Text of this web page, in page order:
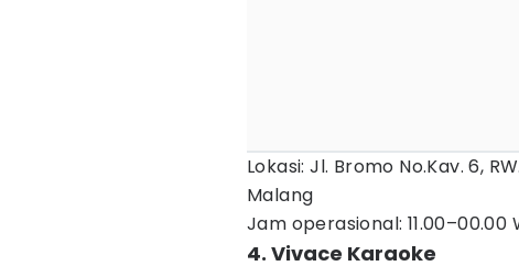
Lokasi: Jl. Bromo No.Kav. 6,
Malang
Jam operasional: 11.00–00.00
4. Vivace Karaoke